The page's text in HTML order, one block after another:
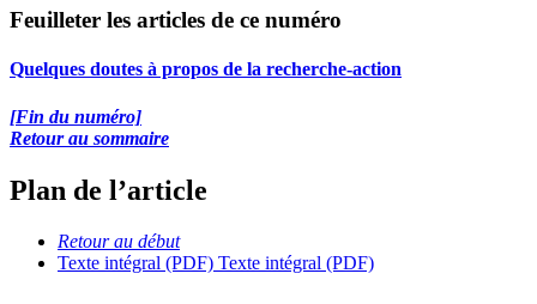
Feuilleter les articles de ce numéro
Quelques doutes à propos de la recherche-action
[Fin du numéro]
Retour au sommaire
Plan de l’article
Retour au début
Texte intégral (PDF) Texte intégral (PDF)